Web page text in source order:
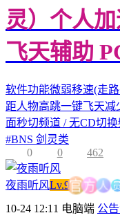
灵）个人
飞天辅助
软件功能微弱移速(走
距人物高跳一键飞天
面秒切频道 / 无CD切
#BNS 剑灵类
0
0 462
夜雨听风Lv.9官 方人
10-24 12:11 电脑端 公